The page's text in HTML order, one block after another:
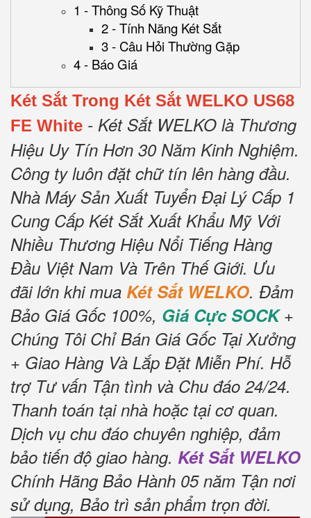
1 - Thông Số Kỹ Thuật
2 - Tính Năng Két Sắt
3 - Câu Hỏi Thường Gặp
4 - Báo Giá
Két Sắt Trong Két Sắt WELKO US68
FE White - Két Sắt WELKO là Thương
Hiệu Uy Tín Hơn 30 Năm Kinh Nghiệm.
Công ty luôn đặt chữ tín lên hàng đầu.
Nhà Máy Sản Xuất Tuyển Đại Lý Cấp 1
Cung Cấp Két Sắt Xuất Khẩu Mỹ Với
Nhiều Thương Hiệu Nổi Tiếng Hàng
Đầu Việt Nam Và Trên Thế Giới. Ưu
đãi lớn khi mua Két Sắt WELKO. Đảm
Bảo Giá Gốc 100%, Giá Cực SOCK+
Chúng Tôi Chỉ Bán Giá Gốc Tại Xưởng
+ Giao Hàng Và Lắp Đặt Miễn Phí. Hỗ
trợ Tư vấn Tận tình và Chu đáo 24/24.
Thanh toán tại nhà hoặc tại cơ quan.
Dịch vụ chu đáo chuyên nghiệp, đảm
bảo tiến độ giao hàng. Két Sắt WELKO
Chính Hãng Bảo Hành 05 năm Tận nơi
sử dụng, Bảo trì sản phẩm trọn đời.